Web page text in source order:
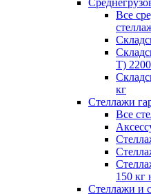
Все
Т)
кг
Стеллажи
Все
150 кг
Стеллажи и